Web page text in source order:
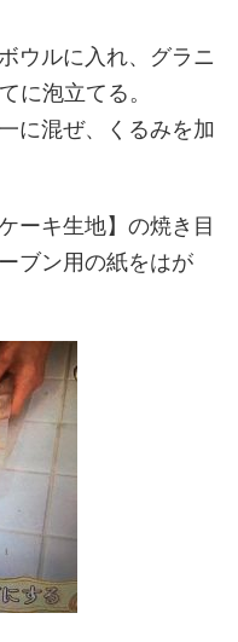
ウルに入れ、グラニ
に泡立てる。
に混ぜ、くるみを加
ーキ生地】の焼き目
ブン用の紙をはが